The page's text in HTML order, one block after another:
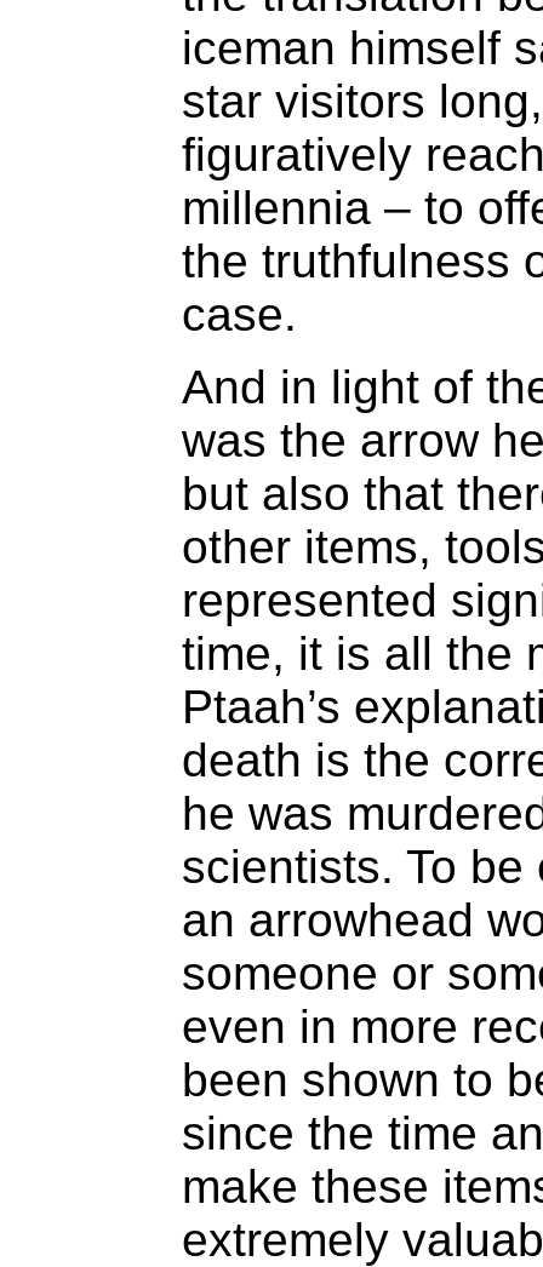
iceman himself
star visitors
figuratively
millennia – to
the truthfulness
case.
And in light of
was the arrow
but also that
other items,
represented
time, it is all the
Ptaah’s
death is the
he was
scientists. To
an arrowhead
someone or
even in more
been shown to
since the time
make these
extremely